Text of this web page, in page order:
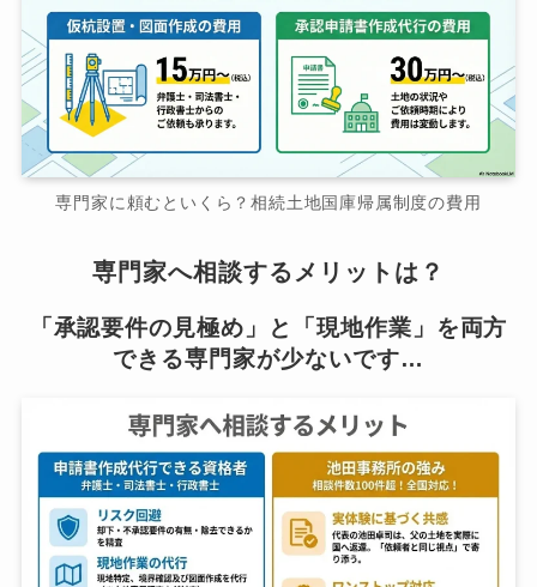
専門家に頼むといくら？相続土地国庫帰属制度の費用
専門家へ相談するメリットは？
「承認要件の見極め」と「現地作業」を両方
できる専門家が少ないです…